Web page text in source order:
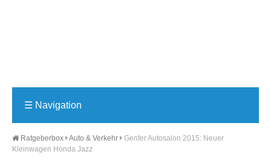
☰ Navigation
Ratgeberbox Auto & Verkehr
Genfer Autosalon 2015: Neuer
Kleinwagen Honda Jazz